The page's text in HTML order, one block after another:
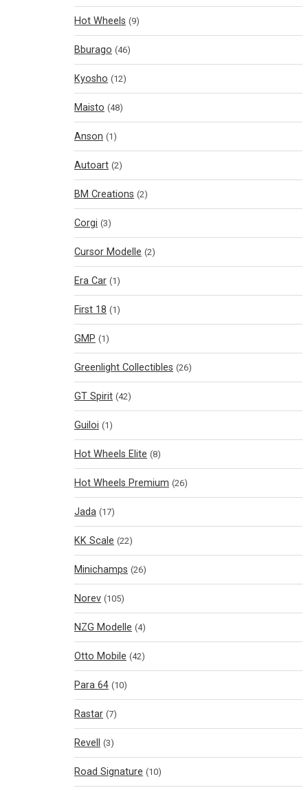
Hot Wheels (9)
Bburago (46)
Kyosho (12)
Maisto (48)
Anson (1)
Autoart (2)
BM Creations (2)
Corgi (3)
Cursor Modelle (2)
Era Car (1)
First 18 (1)
GMP (1)
Greenlight Collectibles (26)
GT Spirit (42)
Guiloi (1)
Hot Wheels Elite (8)
Hot Wheels Premium (26)
Jada (17)
KK Scale (22)
Minichamps (26)
Norev (105)
NZG Modelle (4)
Otto Mobile (42)
Para 64 (10)
Rastar (7)
Revell (3)
Road Signature (10)